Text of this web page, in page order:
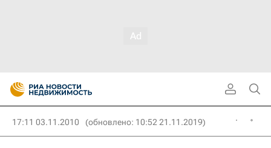
17:11 03.11.2010 (обновлено: 10:52 21.11.2019)